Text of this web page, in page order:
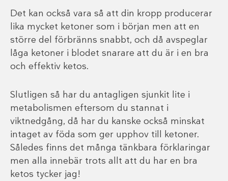
Det kan också vara så att din kropp producerar
lika mycket ketoner som i början men att en
större del förbränns snabbt, och då avspeglar
låga ketoner i blodet snarare att du är i en bra
och effektiv ketos.
Slutligen så har du antagligen sjunkit lite i
metabolismen eftersom du stannat i
viktnedgång, då har du kanske också minskat
intaget av föda som ger upphov till ketoner.
Således finns det många tänkbara förklaringar
men alla innebär trots allt att du har en bra
ketos tycker jag!